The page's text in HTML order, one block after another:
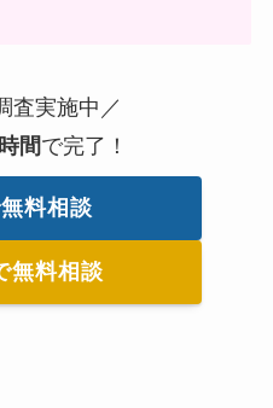
査実施中／
間で完了！
料相談
無料相談